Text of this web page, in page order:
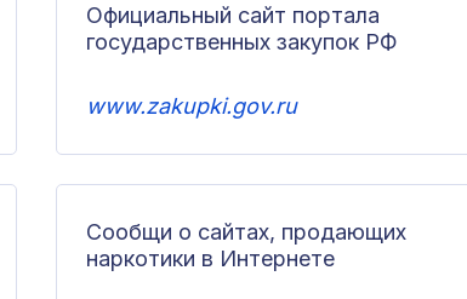
Официальный сайт портала
государственных закупок РФ
www.zakupki.gov.ru
Сообщи о сайтах, продающих
наркотики в Интернете